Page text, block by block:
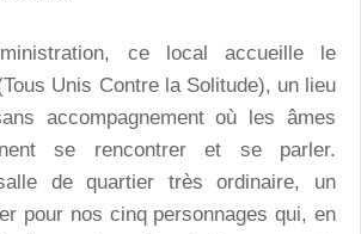
ce local accueille le
Unis Contre la Solitude), un lieu
accompagnement où les âmes
se rencontrer et se parler.
de quartier très ordinaire, un
pour nos cinq personnages qui, en